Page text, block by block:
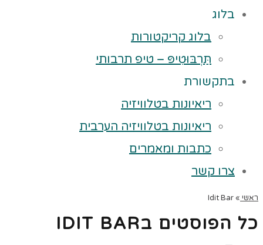
בלוג
בלוג קריקטורות
תַּרְבּוּטִיפּ – טיפ תרבותי
בתקשורת
ריאיונות בטלוויזיה
ריאיונות בטלוויזיה הערבית
כתבות ומאמרים
צרו קשר
ראשי »
Idit Bar
כל הפוסטים בIDIT BAR